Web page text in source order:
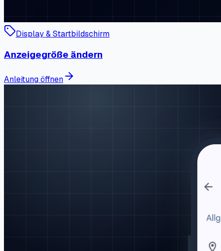
Display & Startbildschirm
Anzeigegröße ändern
Anleitung öffnen